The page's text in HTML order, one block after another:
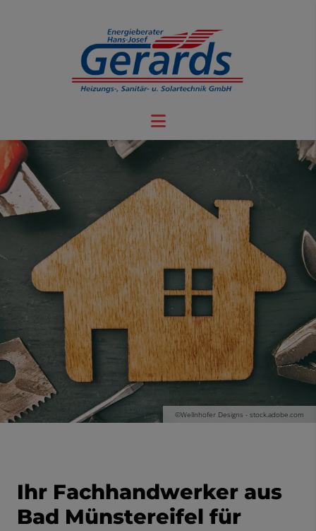
©Wellnhofer Designs - stock.adobe.com
Ihr Fachhandwerker aus
Bad Münstereifel für